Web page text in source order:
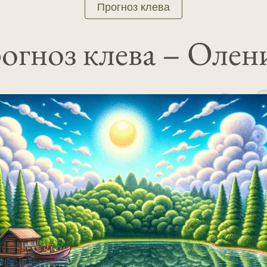
Прогноз клева
клева –